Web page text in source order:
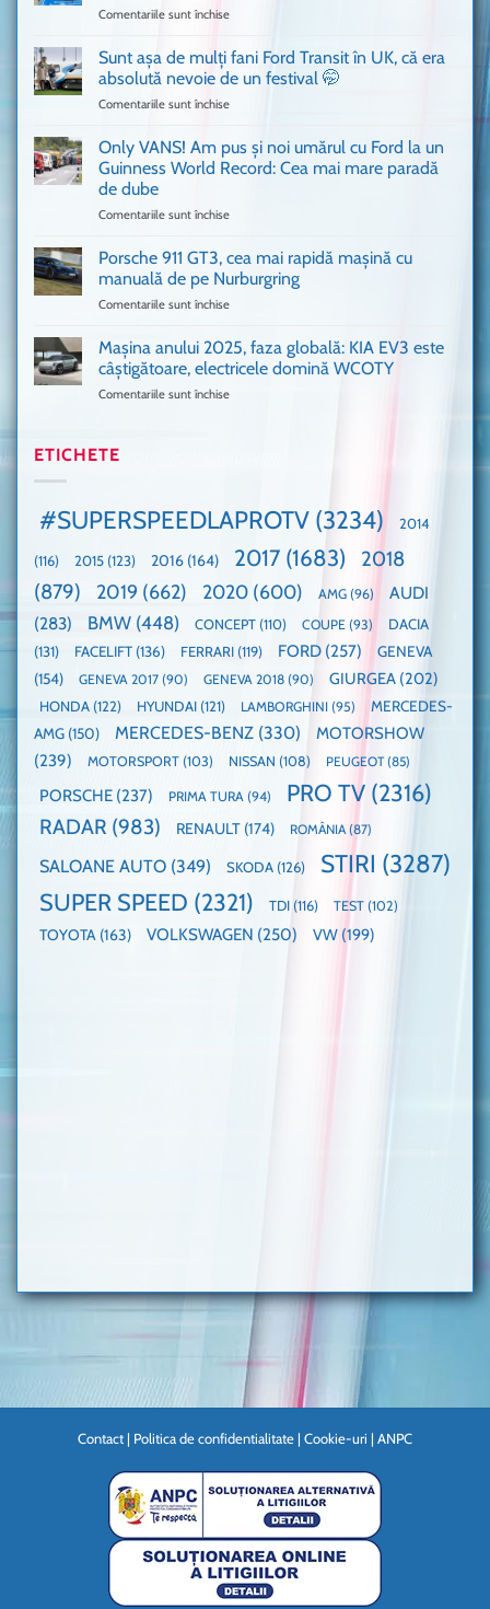
văzut
Comentariile sunt închise
a
adus
în
mașină
Ferrari
Sunt așa de mulți fani Ford Transit în UK, că era
absolută nevoie de un festival 🤭
Comentariile sunt închise
de
mulți
în
UK,
că
nevoie
de
Only VANS! Am pus și noi umărul cu Ford la un
Guinness World Record: Cea mai mare paradă
de dube
Comentariile sunt închise
Am
pus
umărul
cu
mai
mare
paradă
de
dube
Porsche 911 GT3, cea mai rapidă mașină cu
manuală de pe Nurburgring
Comentariile sunt închise
911
GT3,
cea
pe
Nurburgring
Mașina anului 2025, faza globală: KIA EV3 este
câștigătoare, electricele domină WCOTY
Comentariile sunt închise
EV3
câștigătoare,
domină
WCOTY
ETICHETE
#SUPERSPEEDLAPROTV (3234) 2014
(116) 2015 (123) 2016 (164) 2017 (1683)
2018
(879)
2019 (662) 2020 (600) AMG (96)
AUDI
(283)
BMW (448) CONCEPT (110) COUPE (93)
DACIA
(131)
FACELIFT (136) FERRARI (119) FORD (257)
GENEVA
(154)
GENEVA 2017 (90) GENEVA 2018 (90) GIURGEA (202)
HONDA (122) HYUNDAI (121) LAMBORGHINI (95)
MERCEDES-
AMG (150) MERCEDES-BENZ (330)
MOTORSHOW
(239)
MOTORSPORT (103) NISSAN (108) PEUGEOT(85)
PORSCHE (237) PRIMA TURA (94) PRO TV (2316)
RADAR (983) RENAULT (174) ROMÂNIA(87)
SALOANE AUTO (349) SKODA (126) STIRI (3287)
SUPER SPEED (2321) TDI (116) TEST (102)
TOYOTA (163) VOLKSWAGEN (250) VW (199)
Contact | Politica de confidentialitate | Cookie-uri | ANPC